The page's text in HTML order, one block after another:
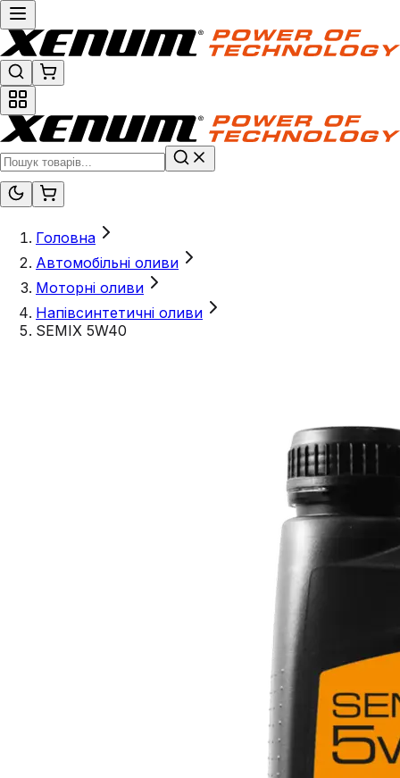
Головна
Автомобільні оливи
Моторні оливи
Напівсинтетичні оливи
SEMIX 5W40